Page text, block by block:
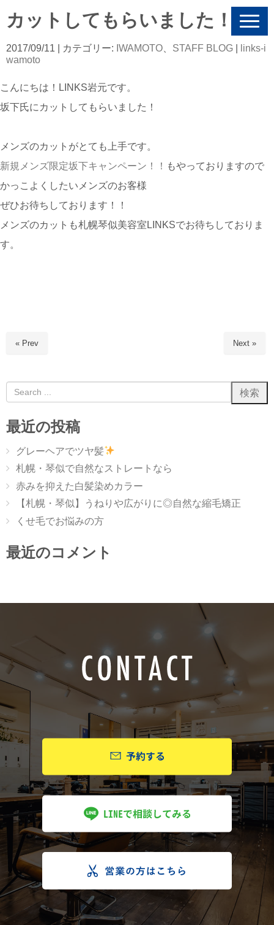
N
v
i
カットしてもらいました！
2017/09/11 | カテゴリー: IWAMOTO STAFF BLOG
links-i
wamoto
こんにちは！LINKS岩元です。
坂下氏にカットしてもらいました！
メンズのカットがとても上手です。
新規メンズ限定坂下キャンペーン！！ もやっておりますので
かっこよくしたいメンズのお客様
ぜひお待ちしております！！
メンズのカットも札幌琴似美容室LINKSでお待ちしておりま
す。
« Prev Next »
最近の投稿
グレーヘアでツヤ髪
札幌・琴似で自然なストレートなら
赤みを抑えた白髪染めカラー
【札幌・琴似】うねりや広がりに◎自然な縮毛矯正
くせ毛でお悩みの方
最近のコメント